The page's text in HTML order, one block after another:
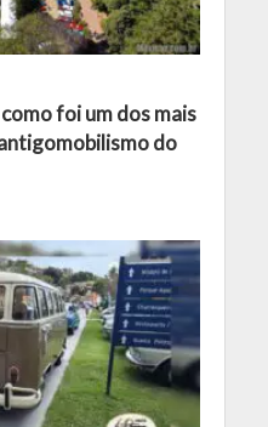
foi um dos mais
do